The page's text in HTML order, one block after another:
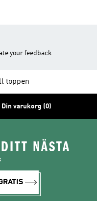
your feedback
toppen
Din varukorg (0)
NÄSTA